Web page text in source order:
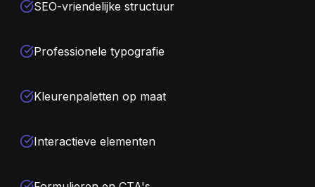
SEO-vriendelijke structuur
Professionele typografie
Kleurenpaletten op maat
Interactieve elementen